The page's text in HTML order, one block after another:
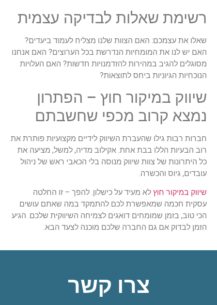
רשימת שאלות לבדיקה עצמית
שאלו את עצמכם: האם הצוות שלנו מצליח לעמוד ביעדים?
האם יש לנו את המומחיות הנדרשת בכל הערוצים? האם אנחנו
מסוגלים להגיב במהירות להזדמנויות חדשות? האם העלויות
הנוכחיות הגיוניות ביחס לתוצאות?
שיווק במיקור חוץ – הפתרון
נמצא קרוב מכפי שחשבתם
חברות רבות גילו שהעברת השיווק לידיים מקצועיות פותרת את
רוב הבעיות הללו בבת אחת. אקילוב מדיה, למשל, מציעה את
כל היתרונות של צוות שיווק מנוסה בלי הכאבי ראש של ניהול
עובדים, גיוס והכשרה.
שיווק במיקור חוץ לא מעיד על כישלון. להפך – זו החלטה
עסקית חכמה שמאפשרת לכם להתמקד במה שאתם עושים
הכי טוב, בזמן שמומחים דואגים לצמיחה השיווקית שלכם. הגיע
הזמן לבדוק אם גם החברה שלכם מוכנה לצעד הבא.
צרו קשר